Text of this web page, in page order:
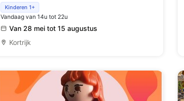
Barlocal
Kinderen 1+
Vandaag van 14u tot 22u
Van 28 mei tot 15 augustus
Kortrijk